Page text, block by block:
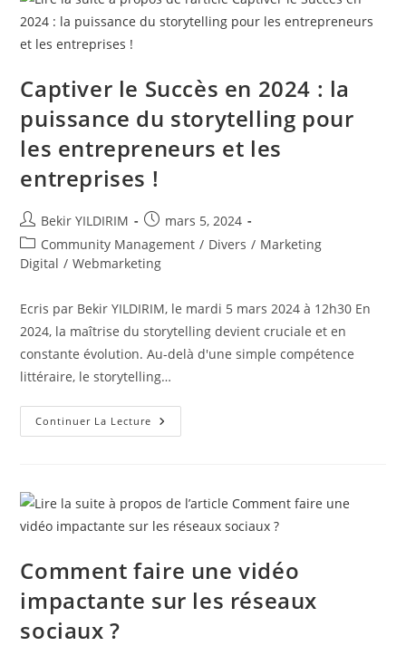
Passionnés
Du
Digital
Captiver le Succès en 2024 : la
puissance du storytelling pour
les entrepreneurs et les
entreprises !
Auteur/autrice
de
la
publication :
Bekir YILDIRIM
Publication
publiée :
mars 5, 2024
Post
category:
Community Management / Divers / Marketing
Digital / Webmarketing
Ecris par Bekir YILDIRIM, le mardi 5 mars 2024 à 12h30 En
2024, la maîtrise du storytelling devient cruciale et en
constante évolution. Au-delà d'une simple compétence
littéraire, le storytelling…
Continuer La Lecture Captiver
Le
Puissance
Du
Storytelling
Les
Entrepreneurs
Les
Entreprises
Comment faire une vidéo
impactante sur les réseaux
sociaux ?